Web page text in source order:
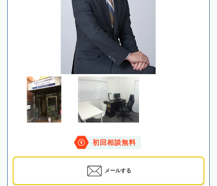
初回相談無料
メールする